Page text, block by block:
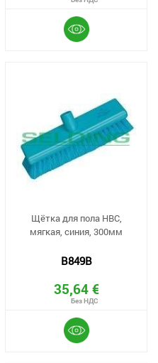
Щётка для пола HBC,
мягкая, синия, 300мм
B849B
35,64 €